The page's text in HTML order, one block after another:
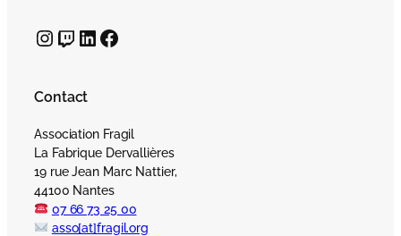
InstagramTwitch LinkedIn Facebook
Contact
Association Fragil
La Fabrique Dervallières
19 rue Jean Marc Nattier,
44100 Nantes
07 66 73 25 00
asso[at]fragil.org